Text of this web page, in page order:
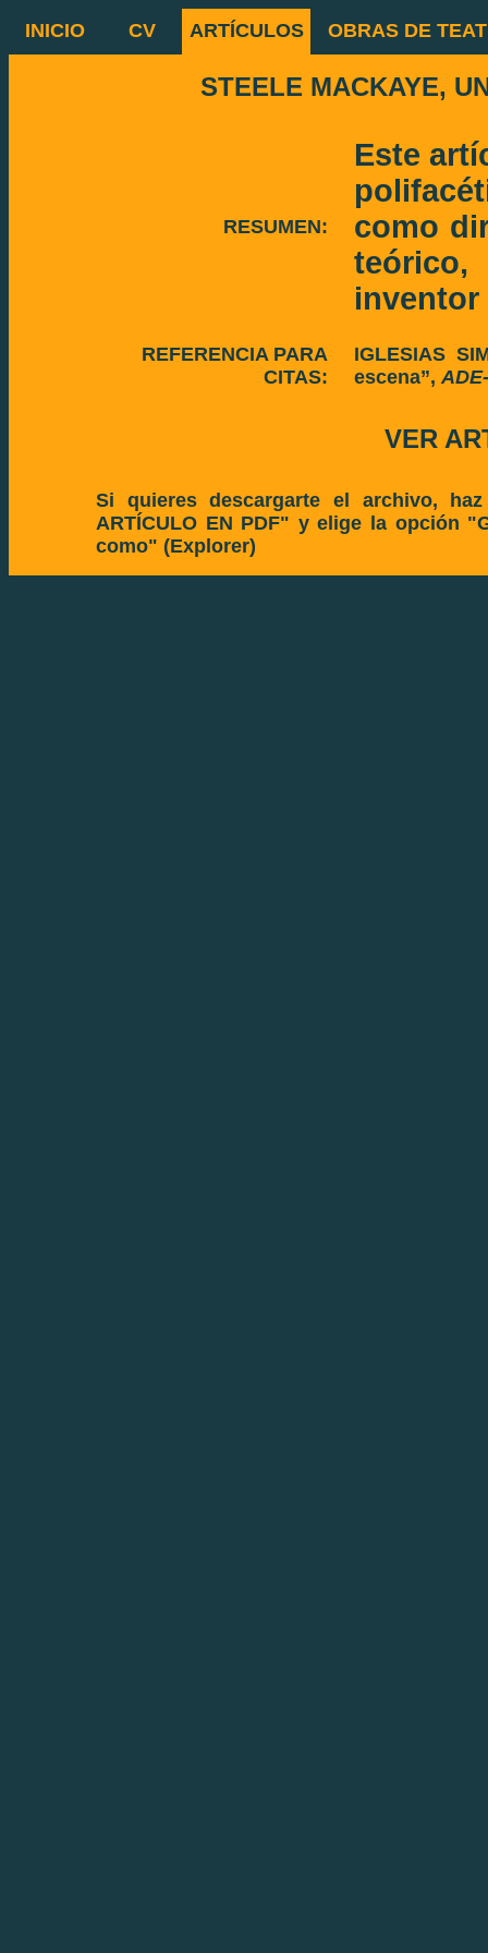
INICIO CV ARTÍCULOS OBRAS DE
STEELE MACKAYE,
RESUMEN:
Este
como
inventor
REFERENCIA PARA
CITAS:
IGLESIAS
escena”,
VER
Si quieres descargarte el archivo,
ARTÍCULO EN PDF" y elige la opción
como" (Explorer)